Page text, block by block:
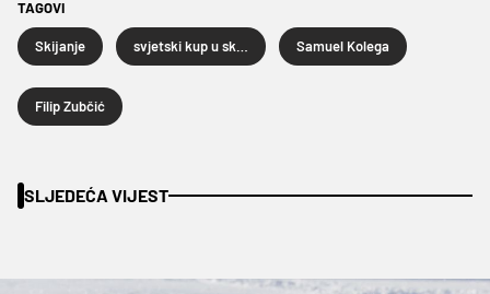
TAGOVI
Skijanje Samuel Kolega
Filip Zubčić
SLJEDEĆA VIJEST